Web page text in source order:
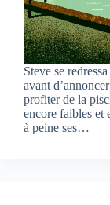
Steve se
avant
profiter de la
encore faibles et
à peine ses…